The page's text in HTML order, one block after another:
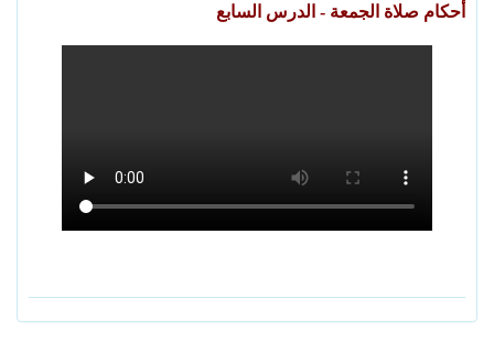
أحكام صلاة الجمعة - الدرس السابع